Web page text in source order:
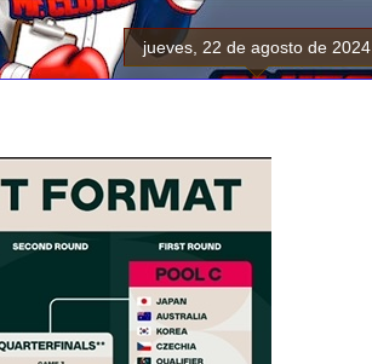
jueves, 22 de agosto de 2024